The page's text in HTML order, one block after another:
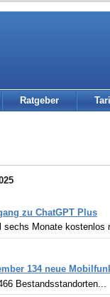
Ratgeber
zu ChatGPT Plus
Monate kostenlos
134 neue
Bestandsstandorten...